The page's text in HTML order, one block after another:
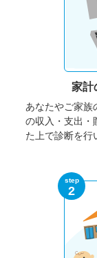
家計
あなたやご家族
の収入・支出・
た上で診断を行
step
2